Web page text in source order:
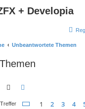
+ Developia
Unbeantwortete Themen
Suche
Seite 1von 25
1 2 3 4